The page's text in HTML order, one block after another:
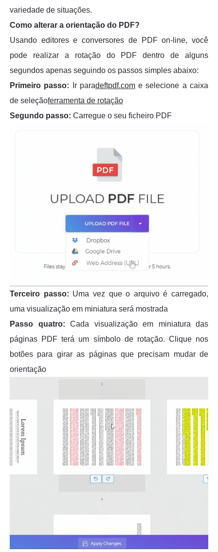
variedade de situações.
Como alterar a orientação do PDF?
Usando editores e conversores de PDF on-line, você
pode realizar a rotação do PDF dentro de alguns
segundos apenas seguindo os passos simples abaixo:
Primeiro passo: Ir paradeftpdf.come selecione a caixa
de seleçãoferramenta de rotação
Segundo passo: Carregue o seu ficheiro PDF
Terceiro passo: Uma vez que o arquivo é carregado,
uma visualização em miniatura será mostrada
Passo quatro: Cada visualização em miniatura das
páginas PDF terá um símbolo de rotação. Clique nos
botões para girar as páginas que precisam mudar de
orientação